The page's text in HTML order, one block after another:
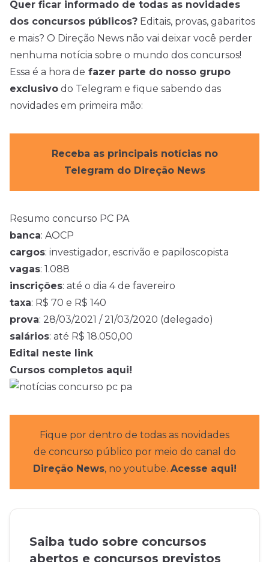
Quer ficar informado de todas as novidades
dos concursos públicos? Editais, provas, gabaritos
e mais? O Direção News não vai deixar você perder
nenhuma notícia sobre o mundo dos concursos!
Essa é a hora de fazer parte do nosso grupo
exclusivo do Telegram e fique sabendo das
novidades em primeira mão:
Receba as principais notícias no
Telegram do Direção News
Resumo concurso PC PA
banca: AOCP
cargos: investigador, escrivão e papiloscopista
vagas: 1.088
inscrições: até o dia 4 de favereiro
taxa: R$ 70 e R$ 140
prova: 28/03/2021 / 21/03/2020 (delegado)
salários: até R$ 18.050,00
Edital neste link
Cursos completos aqui!
Fique por dentro de todas as novidades
de concurso público por meio do canal do
Direção News, no youtube. Acesse aqui!
Saiba tudo sobre concursos
abertos e concursos previstos